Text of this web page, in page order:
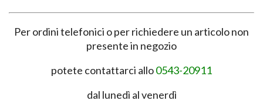
Per ordini telefonici o per richiedere un articolo non
presente in negozio
potete contattarci allo0543-20911
dal lunedì al venerdì